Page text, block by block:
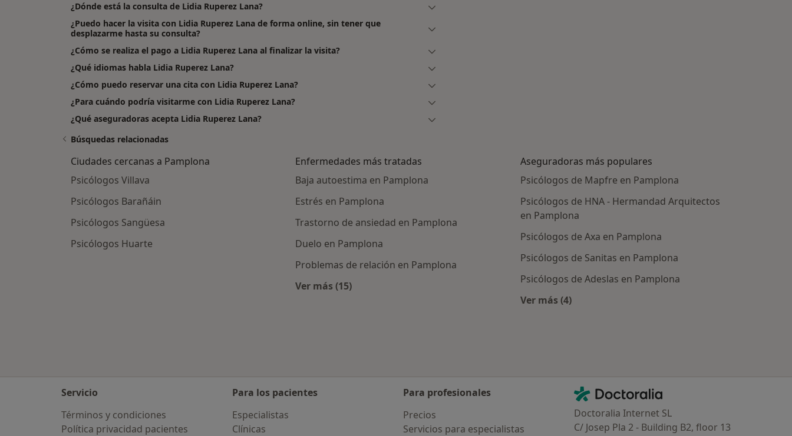
¿Dónde está la consulta de Lidia Ruperez Lana?
¿Puedo hacer la visita con Lidia Ruperez Lana de forma online, sin tener que
desplazarme hasta su consulta?
¿Cómo se realiza el pago a Lidia Ruperez Lana al finalizar la visita?
¿Qué idiomas habla Lidia Ruperez Lana?
¿Cómo puedo reservar una cita con Lidia Ruperez Lana?
¿Para cuándo podría visitarme con Lidia Ruperez Lana?
¿Qué aseguradoras acepta Lidia Ruperez Lana?
Búsquedas relacionadas
Ciudades cercanas a Pamplona
Psicólogos Villava
Psicólogos Barañáin
Psicólogos Sangüesa
Psicólogos Huarte
Enfermedades más tratadas
Baja autoestima en Pamplona
Estrés en Pamplona
Trastorno de ansiedad en Pamplona
Duelo en Pamplona
Problemas de relación en Pamplona
Ver más (15)
Más en esta categoría: Enfermedades más tratadas
Aseguradoras más populares
Psicólogos de Mapfre en Pamplona
Psicólogos de HNA - Hermandad Arquitectos
en Pamplona
Psicólogos de Axa en Pamplona
Psicólogos de Sanitas en Pamplona
Psicólogos de Adeslas en Pamplona
Ver más (4)
Servicio
Términos y condiciones
Política privacidad pacientes
Para los pacientes
Especialistas
Clínicas
Para profesionales
Precios
Servicios para especialistas
Contacto
Doctoralia - Página de inicio
Doctoralia Internet SL
C/ Josep Pla 2 - Building B2, floor 13